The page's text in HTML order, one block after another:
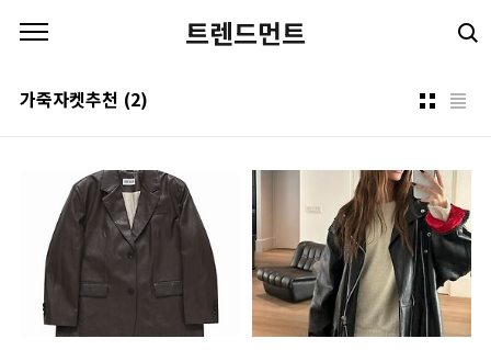
트렌드먼트
가죽자켓추천 (2)